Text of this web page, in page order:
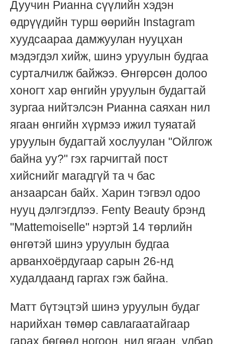
Дуучин Рианна сүүлийн хэдэн
өдрүүдийн турш өөрийн Instagram
хуудсаараа дамжуулан нууцхан
мэдэгдэл хийж, шинэ уруулын будгаа
сурталчилж байжээ. Өнгөрсөн долоо
хоногт хар өнгийн уруулын будагтай
зургаа нийтэлсэн Рианна саяхан нил
ягаан өнгийн хүрмээ ижил туяатай
уруулын будагтай хослуулан "Ойлгож
байна уу?" гэх гарчигтай пост
хийснийг магадгүй та ч бас
анзаарсан байх. Харин тэгвэл одоо
нууц дэлгэгдлээ. Fenty Beauty брэнд
"Mattemoiselle" нэртэй 14 төрлийн
өнгөтэй шинэ уруулын будгаа
арванхоёрдугаар сарын 26-нд
худалдаанд гаргах гэж байна.
Матт бүтэцтэй шинэ уруулын будаг
нарийхан төмөр савлагаатайгаар
гарах бөгөөд ногоон, нил ягаан, улбар